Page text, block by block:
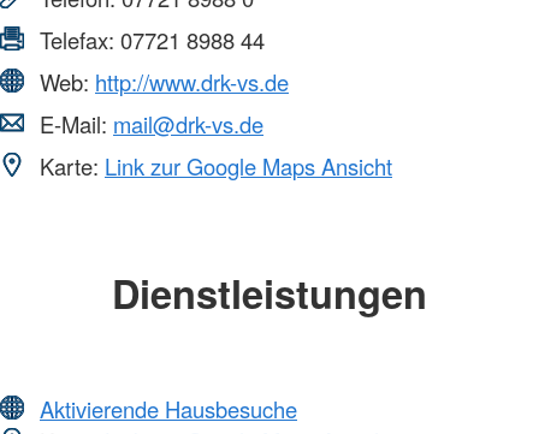
Telefax: 07721 8988 44
Web: http://www.drk-vs.de
E-Mail: mail@drk-vs.de
Karte: Link zur Google Maps Ansicht
Dienstleistungen
Aktivierende Hausbesuche